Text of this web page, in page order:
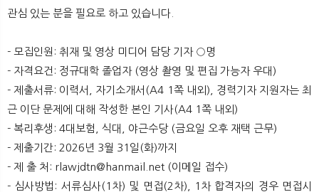
관심 있는 분을 필요로 하고 있습니다.
- 모집인원: 취재 및 영상 미디어 담당 기자 ○명
- 자격요건: 정규대학 졸업자 (영상 촬영 및 편집 가능자 우대)
- 제출서류: 이력서, 자기소개서(A4 1쪽 내외), 경력기자 지원자는 최
근 이단 문제에 대해 작성한 본인 기사(A4 1쪽 내외)​
- 복리후생: 4대보험, 식대, 야근수당 (금요일 오후 재택 근무)
- 제출기간: 2026년 3월 31일(화)까지
- 제 출 처: rlawjdtn@hanmail.net (이메일 접수)
- 심사방법: 서류심사(1차) 및 면접(2차), 1차 합격자의 경우 면접시